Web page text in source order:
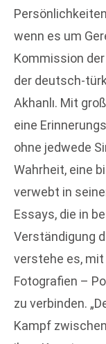
wenn es um
Kommission
der deutsch-
Akhanlı. Mit
eine
ohne jedwede
Wahrheit, eine
verwebt in
Essays, die in
Verständigung
verstehe es, mit
Fotografien –
zu verbinden.
Kampf